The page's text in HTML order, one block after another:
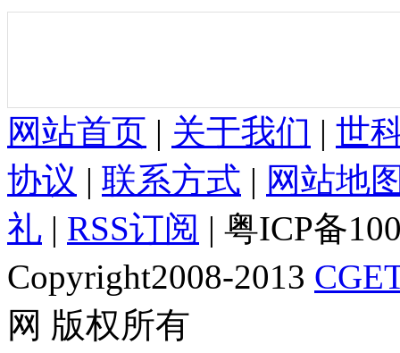
网站首页 | 关于我们 | 世
协议 | 联系方式 | 网站地
礼 | RSS订阅 | 粤ICP备
Copyright2008-2013
网 版权所有